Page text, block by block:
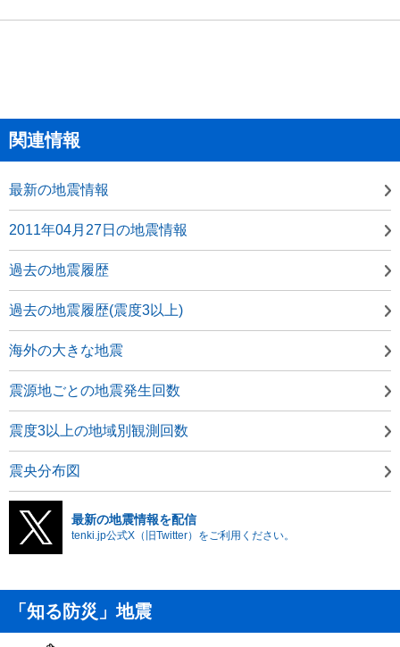
関連情報
最新の地震情報
2011年04月27日の地震情報
過去の地震履歴
過去の地震履歴(震度3以上)
海外の大きな地震
震源地ごとの地震発生回数
震度3以上の地域別観測回数
震央分布図
最新の地震情報を配信
tenki.jp公式X（旧Twitter）をご利用ください。
「知る防災」地震